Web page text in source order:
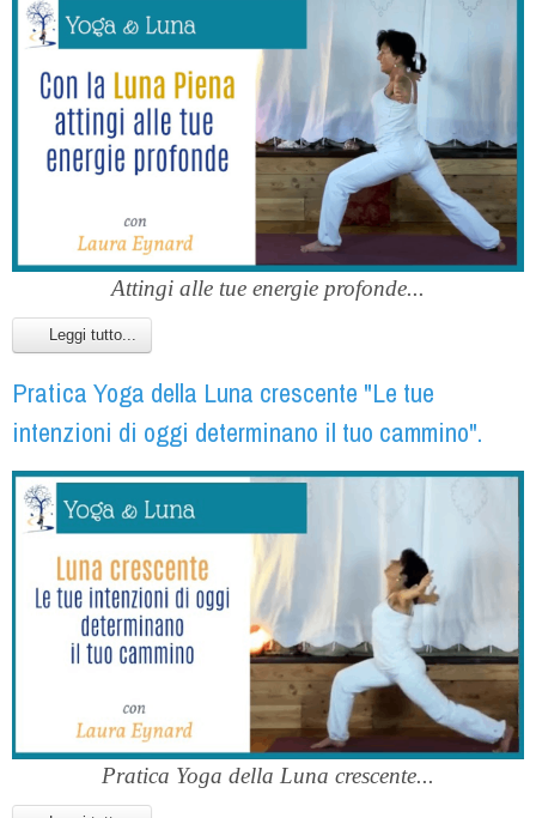
Attingi alle tue energie profonde...
Leggi tutto...
Pratica Yoga della Luna crescente "Le tue
intenzioni di oggi determinano il tuo cammino".
Pratica Yoga della Luna crescente...